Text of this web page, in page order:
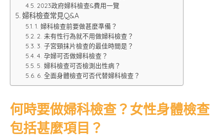
2023政府婦科檢查&費用一覽
婦科檢查常見Q&A
1. 婦科檢查前要做甚麼準備？
2. 未有性行為就不用做婦科檢查？
3. 子宮頸抹片檢查的最佳時間是？
4. 孕婦可否做婦科檢查？
5. 婦科檢查可否檢測出性病？
6. 全面身體檢查可否代替婦科檢查？
何時要做婦科檢查？女性身體檢查
包括甚麼項目？